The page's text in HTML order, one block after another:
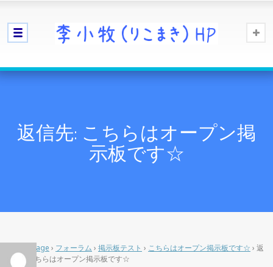
返信先: こちらはオープン掲
示板です☆
Home Page › フォーラム › 掲示板テスト › こちらはオープン掲示板です☆ › 返
信先: こちらはオープン掲示板です☆